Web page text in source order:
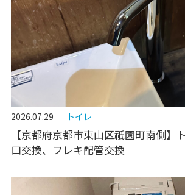
2026.07.29 トイレ
【京都府京都市東山区祇園町南側】
口交換、フレキ配管交換